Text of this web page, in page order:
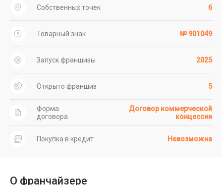
Собственных точек 6
Товарный знак № 901049
Запуск франшизы 2025
Открыто франшиз 5
Форма
договора
Договор коммерческой
концессии
Покупка в кредит Невозможна
О франчайзере